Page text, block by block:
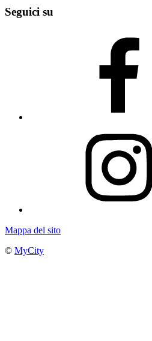
Seguici su
Mappa del sito
© MyCity